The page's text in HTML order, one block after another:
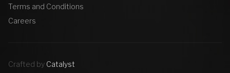
Terms and Conditions
Careers
Crafted by Catalyst